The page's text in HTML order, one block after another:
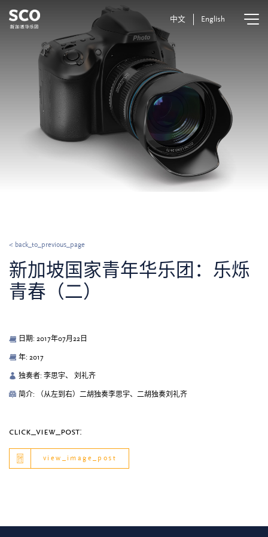
中文 English
< back_to_previous_page
新加坡国家青年华乐团：乐烁
青春（二）
日期: 2017年07月22日
年: 2017
独奏者: 李思宇、 刘礼齐
简介: （从左到右）二胡独奏李思宇、二胡独奏刘礼齐
click_view_post:
view_image_post